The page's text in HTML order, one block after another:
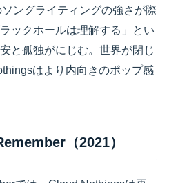
ングライティングの強さが際
ックホールは理解する」とい
と孤独がにじむ。世界が閉じ
はより内向きのポップ感
（2021）